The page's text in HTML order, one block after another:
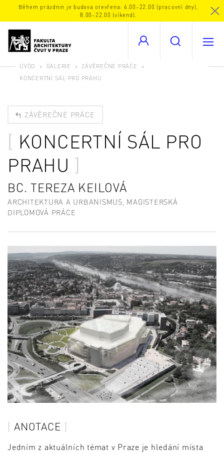
Během prázdnin je budova otevřena: 6.00–22.00 (pracovní dny),
8.00–22.00 (víkend).
ÚVOD GALERIE
ZÁVĚREČNÉ PRÁCE
KONCERTNÍ SÁL PRO PRAHU
ZÁVĚREČNÉ PRÁCE
KONCERTNÍ SÁL PRO
PRAHU
BC. TEREZA KEILOVÁ
ARCHITEKTURA A URBANISMUS, MAGISTERSKÁ
DIPLOMOVÁ PRÁCE
ANOTACE
Jedním z aktuálních témat v Praze je hledání místa